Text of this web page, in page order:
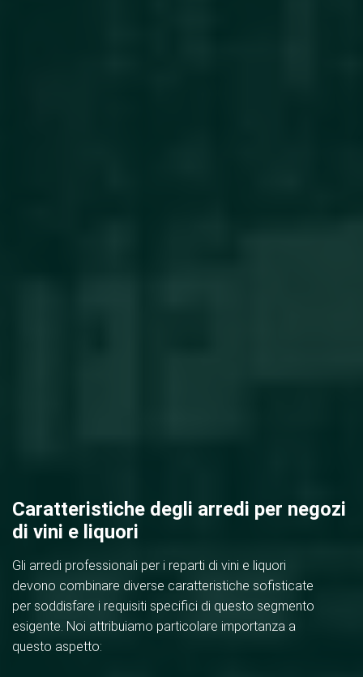
Caratteristiche degli arredi per negozi
di vini e liquori
Gli arredi professionali per i reparti di vini e liquori
devono combinare diverse caratteristiche sofisticate
per soddisfare i requisiti specifici di questo segmento
esigente. Noi attribuiamo particolare importanza a
questo aspetto: